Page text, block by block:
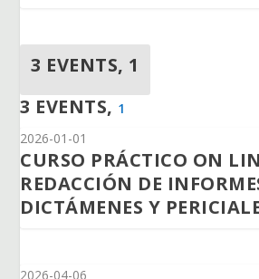
3 EVENTS, 1
3 EVENTS, 1
2026-01-01
CURSO PRÁCTICO ON
REDACCIÓN DE
DICTÁMENES Y
2026-04-06